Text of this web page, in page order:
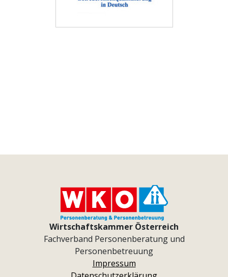
Wirtschaftskammer Österreich
Fachverband Personenberatung und
Personenbetreuung
Impressum